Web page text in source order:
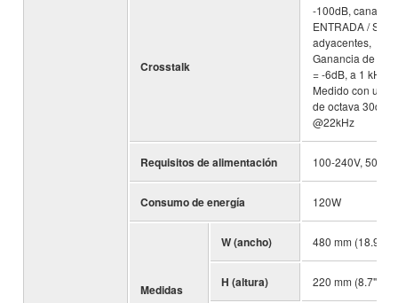
Crosstalk
-100dB, canales
ENTRADA /
adyacentes,
Ganancia de
= -6dB, a 1 kHz *
Medido con un
de octava 30dB /
@22kHz
Requisitos de alimentación 100-240V, 50/
Consumo de energía 120W
Medidas
W (ancho) 480 mm (18.9")
H (altura) 220 mm (8.7")